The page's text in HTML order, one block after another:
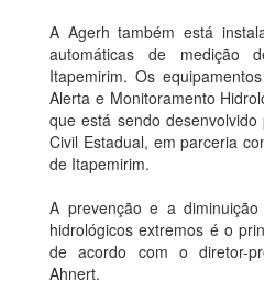
A Agerh também está
automáticas de
Itapemirim. Os
Alerta e Monitoramento
que está sendo
Civil Estadual, em parceria
de Itapemirim.
A prevenção e a
hidrológicos extremos é o
de acordo com o diretor-
Ahnert.